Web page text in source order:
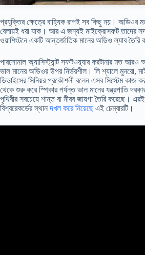
প্রযুক্তির ক্ষেত্রে বাহ্যিক রূপই সব কিছু নয়। অডিওর
বেলায়ই ধরা যাক। আর এ জন্যই মাইক্রোসফট তাদের
ওয়াশিংটনে একটি আন্তর্জাতিক মানের অডিও ল্যাব তৈরি
পারসোনাল অ্যাসিস্ট্যান্ট সফটওয়্যার করটানার মত আরও
ভাল মানের অডিওর উপর নির্ভরশীল। লি শ্যালে মুনরো,
ডিভাইসের সিনিয়র প্রকৌশলী বলেন এসব সিস্টেম কাজ
থেকে শুরু করে স্পিকার পর্যন্ত ভাল মানের যন্ত্রপাতি
পৃথিবীর সবচেয়ে শান্ত বা নীরব জায়গা তৈরি করেছে।
বিশ্বরেকর্ডের স্থানদখল করে নিয়েছেএই চেম্বারটি।